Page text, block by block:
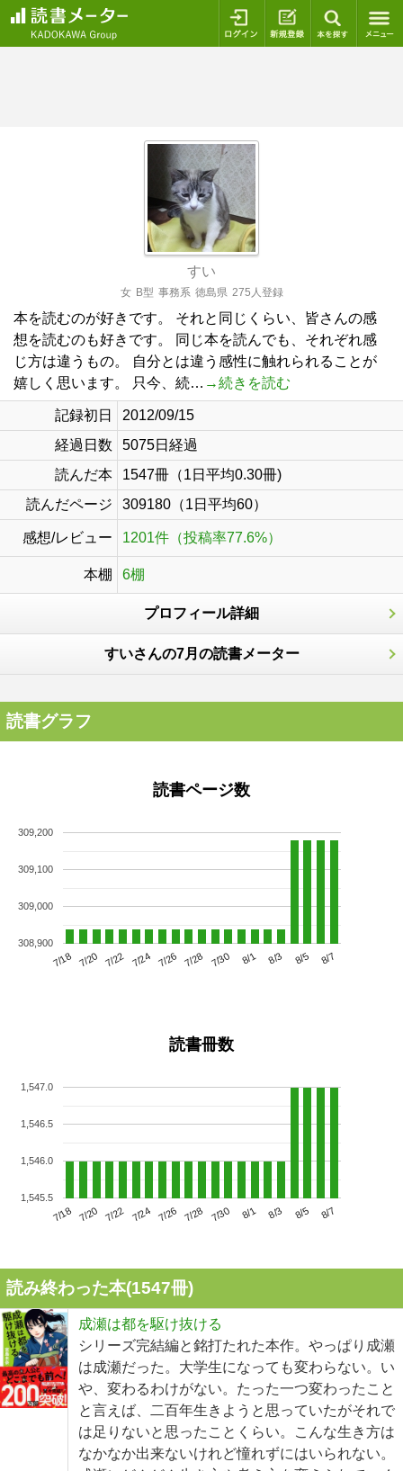
ログイン 新規登録
すい
女 B型 事務系 徳島県 275人登録
本を読むのが好きです。 それと同じくらい、皆さんの感
想を読むのも好きです。 同じ本を読んでも、それぞれ感
じ方は違うもの。 自分とは違う感性に触れられることが
嬉しく思います。 只今、続… →続きを読む
記録初日
2012/09/15
経過日数
5075日経過
読んだ本
1547冊（1日平均0.30冊)
読んだページ
309180（1日平均60）
感想/レビュー 1201件（投稿率77.6%）
本棚 6棚
プロフィール詳細
すいさんの7月の読書メーター
読書グラフ
読書ページ数
7/18 7/20 7/22 7/24 7/26 7/28 7/30 8/1 8/3 8/5 8/7
308,900
309,000
309,100
309,200
読書冊数
7/18 7/20 7/22 7/24 7/26 7/28 7/30 8/1 8/3 8/5 8/7
1,545.5
1,546.0
1,546.5
1,547.0
読み終わった本(1547冊)
成瀬は都を駆け抜ける
シリーズ完結編と銘打たれた本作。やっぱり成瀬
は成瀬だった。大学生になっても変わらない。い
や、変わるわけがない。たった一つ変わったこと
と言えば、二百年生きようと思っていたがそれで
は足りないと思ったことくらい。こんな生き方は
なかなか出来ないけれど憧れずにはいられない。